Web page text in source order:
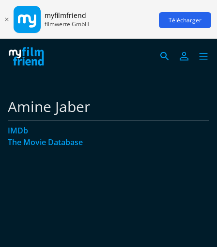
myfilmfriend
filmwerte GmbH Télécharger
Amine Jaber
IMDb
The Movie Database